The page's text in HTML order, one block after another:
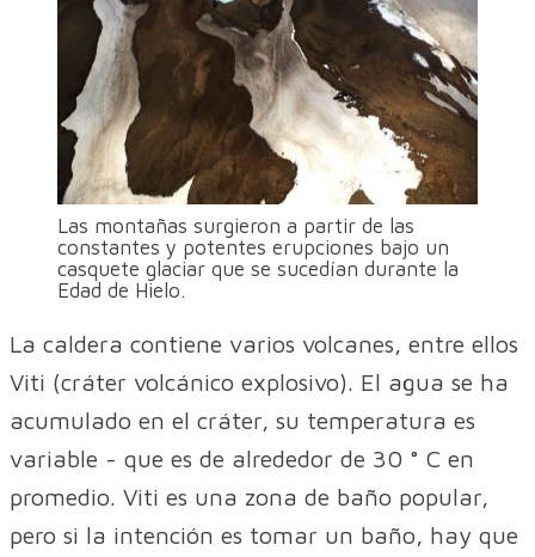
Las montañas surgieron a partir de las
constantes y potentes erupciones bajo un
casquete glaciar que se sucedían durante la
Edad de Hielo.
La caldera contiene varios volcanes, entre ellos
Viti (cráter volcánico explosivo). El agua se ha
acumulado en el cráter, su temperatura es
variable - que es de alrededor de 30 ° C en
promedio. Viti es una zona de baño popular,
pero si la intención es tomar un baño, hay que